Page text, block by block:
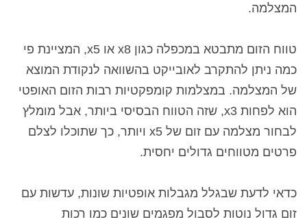
המצלמה.
טווח הזום מתבטא במכפלה כגון x8 או x5, המציינת פי
כמה ניתן להתקרב לאובייקט בהשוואה לנקודת המוצא
של המצלמה. במצלמות קומפקטיות רבות הזום האופטי
הוא לפחות x3, שזה הטווח הבסיסי ביותר, אבל מומלץ
לבחור מצלמה עם זום של x5 ויותר, כך שתוכלו לצלם
פרטים מטווחים גדולים יחסית.
כדאי לדעת שבגלל מגבלות אופטיות שונות, עדשות עם
זום גדול נוטות לסבול מפגמים שונים כמו רכות